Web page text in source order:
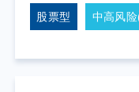
股票型 中高风